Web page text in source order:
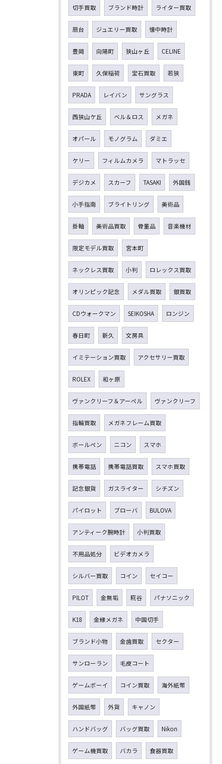
切手買取 ブランド時計 ライター買取
扇台 ジュエリー買取 懐中時計
豊岡 向陽町 狭山ヶ丘 CELINE
東町 久保稲荷 宝石買取 若狭
PRADA レイバン サングラス
西狭山ケ丘 ベル＆ロス メガネ
オパール モノグラム ダミエ
ケリー フィルムカメラ マトラッセ
デジカメ スカーフ TASAKI 外国銭
小手指南 ブライトリング 美術品
掛軸 美術品買取 骨董品 音楽機材
限定モデル買取 宮本町
ネックレス買取 小判 ロレックス買取
オリンピック記念 メダル買取 銀買取
CDウォークマン SEIKOSHA ロンジン
春日町 新久 文房具
イミテーション買取 アクセサリー買取
ROLEX 和ヶ原
ヴァンクリーフ＆アーペル ヴァンクリーフ
指輪買取 メガネフレーム買取
ボールペン ニコン スマホ
携帯電話 携帯電話買取 スマホ買取
記念銀貨 ガスライター シチズン
パイロット ブローバ BULOVA
アンティーク腕時計 小判買取
不用品処分 ビデオカメラ
シルバー買取 コイン セイコー
PILOT 金無垢 糀谷 パナソニック
K18 金縁メガネ 中国切手
ブランド小物 金歯買取 セクター
サンローラン 毛皮コート
ゲームボーイ コイン買取 海外紙幣
外国紙幣 外貨 キャノン
ハンドバッグ バッグ買取 Nikon
ゲーム機買取 バカラ 食器買取